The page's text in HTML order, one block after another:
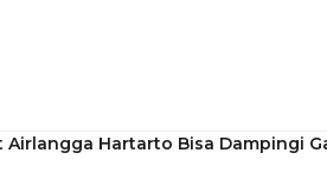
Airlangga Hartarto Bisa Dampingi